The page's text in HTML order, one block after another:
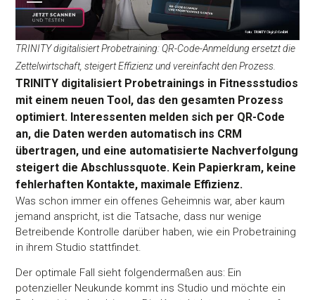
TRINITY digitalisiert Probetraining: QR-Code-Anmeldung ersetzt die
Zettelwirtschaft, steigert Effizienz und vereinfacht den Prozess.
TRINITY digitalisiert Probetrainings in Fitnessstudios
mit einem neuen Tool, das den gesamten Prozess
optimiert. Interessenten melden sich per QR-Code
an, die Daten werden automatisch ins CRM
übertragen, und eine automatisierte Nachverfolgung
steigert die Abschlussquote. Kein Papierkram, keine
fehlerhaften Kontakte, maximale Effizienz.
Was schon immer ein offenes Geheimnis war, aber kaum
jemand anspricht, ist die Tatsache, dass nur wenige
Betreibende Kontrolle darüber haben, wie ein Probetraining
in ihrem Studio stattfindet.
Der optimale Fall sieht folgendermaßen aus: Ein
potenzieller Neukunde kommt ins Studio und möchte ein